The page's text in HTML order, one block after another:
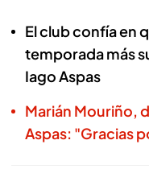
El club confía en
temporada más
Iago Aspas
Marián Mouriño,
Aspas: "Gracias